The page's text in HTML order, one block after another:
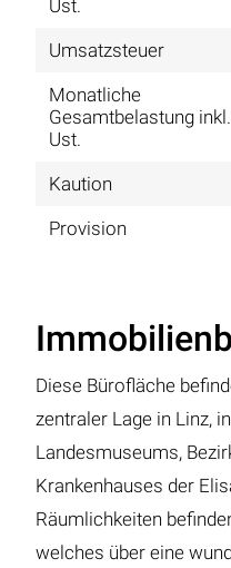
Ust.
Umsatzsteuer
Monatliche
Gesamtbelastung inkl.
Ust.
Kaution
Provision
Diese Bürofläche
zentraler Lage in Linz,
Landesmuseums,
Krankenhauses der
Räumlichkeiten
welches über eine